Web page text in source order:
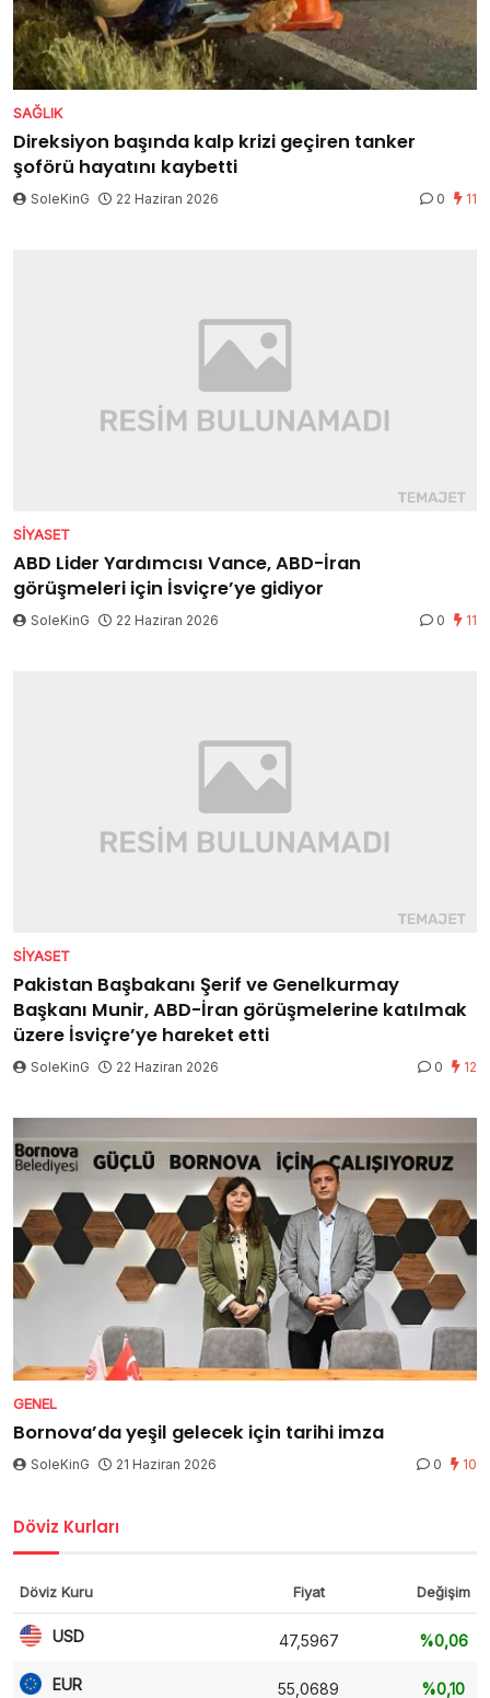
SAĞLIK
Direksiyon başında kalp krizi geçiren tanker
şoförü hayatını kaybetti
SoleKinG 22 Haziran 2026 0 11
SIYASET
ABD Lider Yardımcısı Vance, ABD-İran
görüşmeleri için İsviçre’ye gidiyor
SoleKinG 22 Haziran 2026 0 11
SIYASET
Pakistan Başbakanı Şerif ve Genelkurmay
Başkanı Munir, ABD-İran görüşmelerine katılmak
üzere İsviçre’ye hareket etti
SoleKinG 22 Haziran 2026 0 12
GENEL
Bornova’da yeşil gelecek için tarihi imza
SoleKinG 21 Haziran 2026 0 10
Döviz Kurları
Döviz Kuru Fiyat Değişim
USD 47,5967 %0,06
EUR 55,0689 %0,10